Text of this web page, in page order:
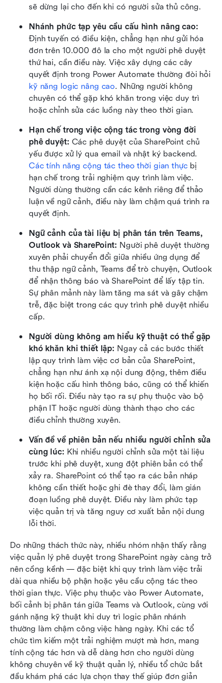
sẽ dừng lại cho đến khi có người sửa thủ công.
Định tuyến có điều kiện, chẳng hạn như gửi hóa
đơn trên 10.000 đô la cho một người phê duyệt
thứ hai, cần điều này. Việc xây dựng các cây
kỹ năng logic nâng cao. Những người không
chuyên có thể gặp khó khăn trong việc duy trì
hoặc chỉnh sửa các luồng này theo thời gian.
Hạn chế trong việc cộng tác trong vòng đời
phê duyệt: Các phê duyệt của SharePoint chủ
Các tính năng cộng tác theo thời gian thực bị
hạn chế trong trải nghiệm quy trình làm việc.
Người dùng thường cần các kênh riêng để thảo
luận về ngữ cảnh, điều này làm chậm quá trình ra
quyết định.
Ngữ cảnh của tài liệu bị phân tán trên Teams,
Outlook và SharePoint: Người phê duyệt thường
xuyên phải chuyển đổi giữa nhiều ứng dụng để
thu thập ngữ cảnh, Teams để trò chuyện, Outlook
để nhận thông báo và SharePoint để lấy tập tin.
Sự phân mảnh này làm tăng ma sát và gây chậm
trễ, đặc biệt trong các quy trình phê duyệt nhiều
cấp.
Người dùng không am hiểu kỹ thuật có thể gặp
khó khăn khi thiết lập: Ngay cả các bước thiết
lập quy trình làm việc cơ bản của SharePoint,
chẳng hạn như ánh xạ nội dung động, thêm điều
kiện hoặc cấu hình thông báo, cũng có thể khiến
họ bối rối. Điều này tạo ra sự phụ thuộc vào bộ
phận IT hoặc người dùng thành thạo cho các
điều chỉnh thường xuyên.
Vấn đề về phiên bản nếu nhiều người chỉnh sửa
cùng lúc: Khi nhiều người chỉnh sửa một tài liệu
trước khi phê duyệt, xung đột phiên bản có thể
xảy ra. SharePoint có thể tạo ra các bản nháp
không cần thiết hoặc ghi đè thay đổi, làm gián
đoạn luồng phê duyệt. Điều này làm phức tạp
việc quản trị và tăng nguy cơ xuất bản nội dung
lỗi thời.
Do những thách thức này, nhiều nhóm nhận thấy rằng
việc quản lý phê duyệt trong SharePoint ngày càng trở
nên cồng kềnh — đặc biệt khi quy trình làm việc trải
dài qua nhiều bộ phận hoặc yêu cầu cộng tác theo
thời gian thực. Việc phụ thuộc vào Power Automate,
bối cảnh bị phân tán giữa Teams và Outlook, cùng với
gánh nặng kỹ thuật khi duy trì logic phân nhánh
thường làm chậm công việc hàng ngày. Khi các tổ
chức tìm kiếm một trải nghiệm mượt mà hơn, mang
tính cộng tác hơn và dễ dàng hơn cho người dùng
không chuyên về kỹ thuật quản lý, nhiều tổ chức bắt
đầu khám phá các lựa chọn thay thế giúp đơn giản